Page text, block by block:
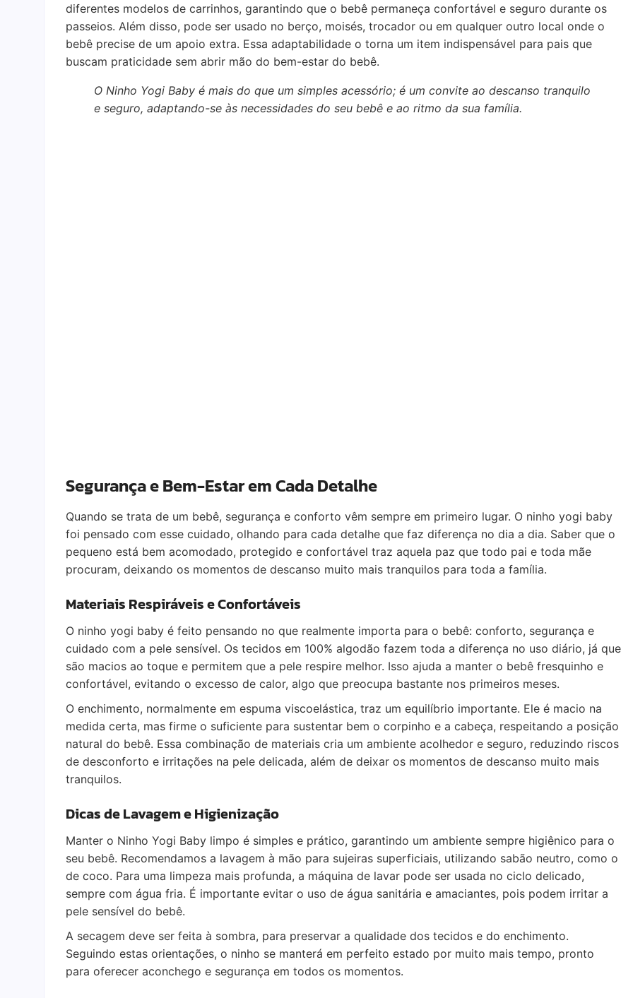
diferentes modelos de carrinhos, garantindo que o bebê permaneça confortável e seguro durante os
passeios. Além disso, pode ser usado no berço, moisés, trocador ou em qualquer outro local onde o
bebê precise de um apoio extra. Essa adaptabilidade o torna um item indispensável para pais que
buscam praticidade sem abrir mão do bem-estar do bebê.
O Ninho Yogi Baby é mais do que um simples acessório; é um convite ao descanso tranquilo
e seguro, adaptando-se às necessidades do seu bebê e ao ritmo da sua família.
Segurança e Bem-Estar em Cada Detalhe
Quando se trata de um bebê, segurança e conforto vêm sempre em primeiro lugar. O ninho yogi baby
foi pensado com esse cuidado, olhando para cada detalhe que faz diferença no dia a dia. Saber que o
pequeno está bem acomodado, protegido e confortável traz aquela paz que todo pai e toda mãe
procuram, deixando os momentos de descanso muito mais tranquilos para toda a família.
Materiais Respiráveis e Confortáveis
O ninho yogi baby é feito pensando no que realmente importa para o bebê: conforto, segurança e
cuidado com a pele sensível. Os tecidos em 100% algodão fazem toda a diferença no uso diário, já que
são macios ao toque e permitem que a pele respire melhor. Isso ajuda a manter o bebê fresquinho e
confortável, evitando o excesso de calor, algo que preocupa bastante nos primeiros meses.
O enchimento, normalmente em espuma viscoelástica, traz um equilíbrio importante. Ele é macio na
medida certa, mas firme o suficiente para sustentar bem o corpinho e a cabeça, respeitando a posição
natural do bebê. Essa combinação de materiais cria um ambiente acolhedor e seguro, reduzindo riscos
de desconforto e irritações na pele delicada, além de deixar os momentos de descanso muito mais
tranquilos.
Dicas de Lavagem e Higienização
Manter o Ninho Yogi Baby limpo é simples e prático, garantindo um ambiente sempre higiênico para o
seu bebê. Recomendamos a lavagem à mão para sujeiras superficiais, utilizando sabão neutro, como o
de coco. Para uma limpeza mais profunda, a máquina de lavar pode ser usada no ciclo delicado,
sempre com água fria. É importante evitar o uso de água sanitária e amaciantes, pois podem irritar a
pele sensível do bebê.
A secagem deve ser feita à sombra, para preservar a qualidade dos tecidos e do enchimento.
Seguindo estas orientações, o ninho se manterá em perfeito estado por muito mais tempo, pronto
para oferecer aconchego e segurança em todos os momentos.